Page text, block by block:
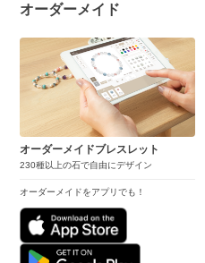
オーダーメイド
オーダーメイドブレスレット
230種以上の石で自由にデザイン
オーダーメイドをアプリでも！